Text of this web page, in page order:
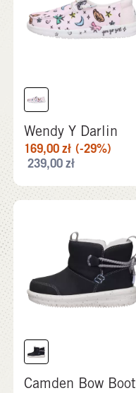
Wendy Y Darlin
169,00zł (-29%)
239,00zł
Camden Bow Boot